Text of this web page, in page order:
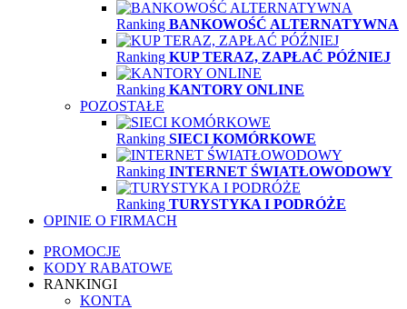
Ranking BANKOWOŚĆ ALTERNATYWNA
Ranking KUP TERAZ, ZAPŁAĆ PÓŹNIEJ
Ranking KANTORY ONLINE
POZOSTAŁE
Ranking SIECI KOMÓRKOWE
Ranking INTERNET ŚWIATŁOWODOWY
Ranking TURYSTYKA I PODRÓŻE
OPINIE O FIRMACH
PROMOCJE
KODY RABATOWE
RANKINGI
KONTA